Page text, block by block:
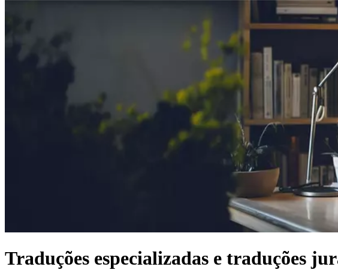
Traduções especializadas e traduções